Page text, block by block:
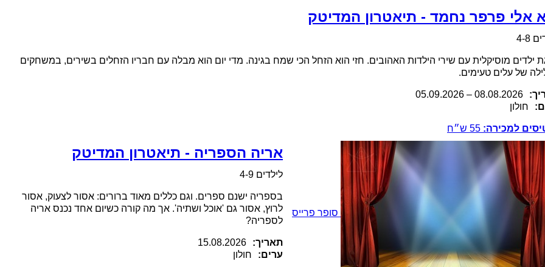
אלי פרפר נחמד - תיאטרון המדיטק
4-8
ילדים מוסיקלית עם שירי הילדות האהובים. חזי הוא הזחל הכי שמח בגינה. מדי יום הוא מבלה עם חבריו הזחלים בשירים, במשחקים
של עלים טעימים.
08.08.2026
–
05.09.2026
חולון
למכירה: 55 ש״ח
סופר פרייס
אריה הספריה - תיאטרון המדיטק
לילדים 4-9
בספריה ישנם ספרים. וגם כללים מאוד ברורים: אסור לצעוק, אסור
לרוץ, אסור גם 'אוכל ושתיה'. אך מה קורה כשיום אחד נכנס אריה
לספריה?
תאריך:
15.08.2026
ערים:
חולון